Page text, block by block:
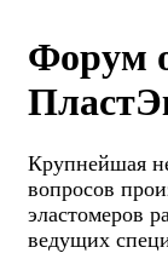
Форум
Крупнейшая
вопросов
эластомеров
ведущих